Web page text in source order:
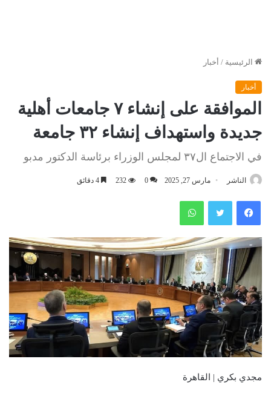
الرئيسية / أخبار
أخبار
الموافقة على إنشاء ٧ جامعات أهلية
جديدة واستهداف إنشاء ٣٢ جامعة
في الاجتماع ال٣٧ لمجلس الوزراء برئاسة الدكتور مدبو
الناشر مارس 27, 2025 0
232
فيسبوك تويتر واتساب
مجدي بكري | القاهرة